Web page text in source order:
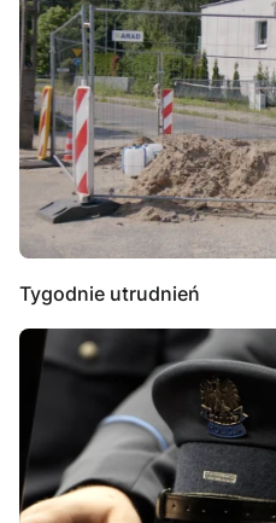
Tygodnie utrudnień